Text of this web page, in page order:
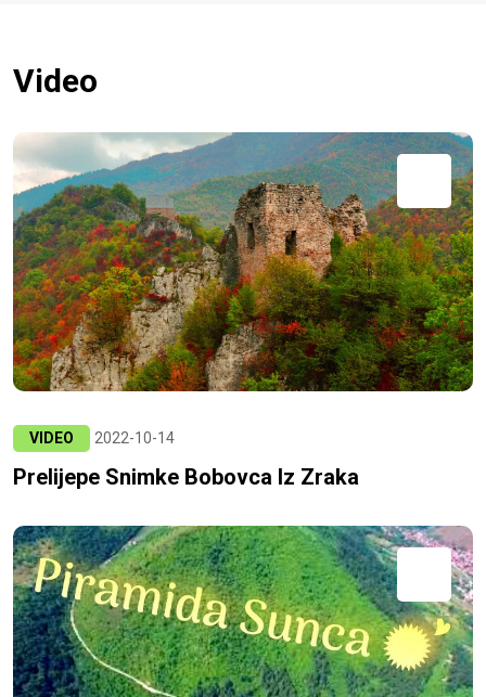
Video
VIDEO 2022-10-14
Prelijepe Snimke Bobovca Iz Zraka